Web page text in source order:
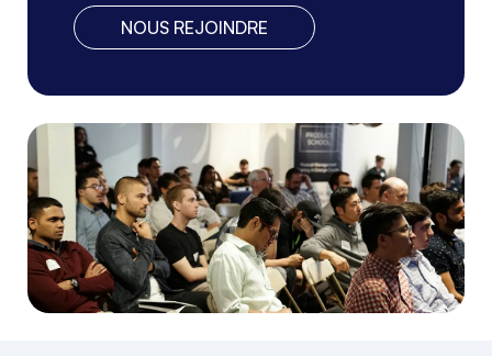
NOUS REJOINDRE